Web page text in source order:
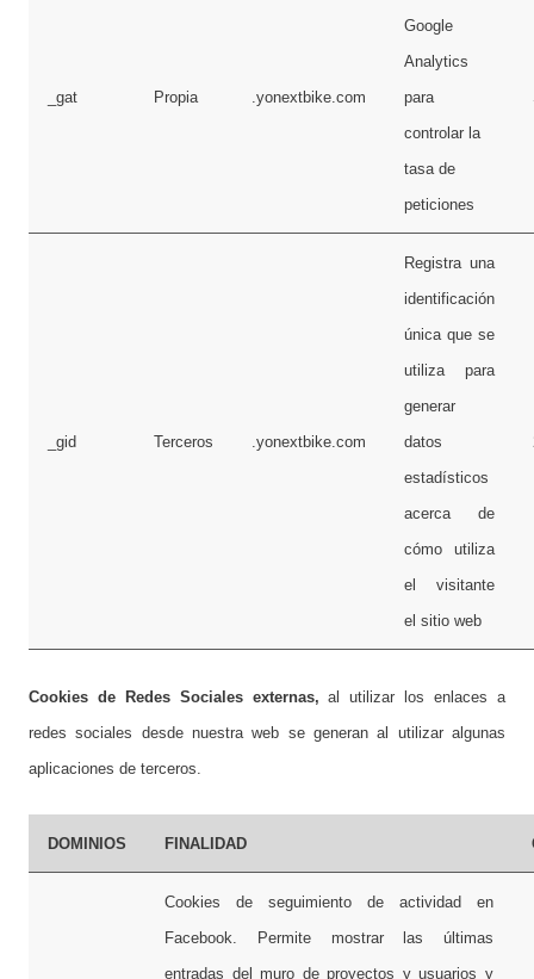
_gat Propia .yonextbike.com
Google
Analytics
para
controlar la
tasa de
peticiones
_gid Terceros .yonextbike.com
Registra una
identificación
única que se
utiliza para
generar
datos
estadísticos
acerca de
cómo utiliza
el visitante
el sitio web
Cookies de Redes Sociales externas,al utilizar los enlaces a
redes sociales desde nuestra web se generan al utilizar algunas
aplicaciones de terceros.
DOMINIOS FINALIDAD
Cookies de seguimiento de actividad en
Facebook. Permite mostrar las últimas
entradas del muro de proyectos y usuarios y